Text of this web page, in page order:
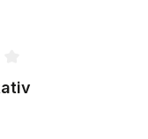
Bewertung